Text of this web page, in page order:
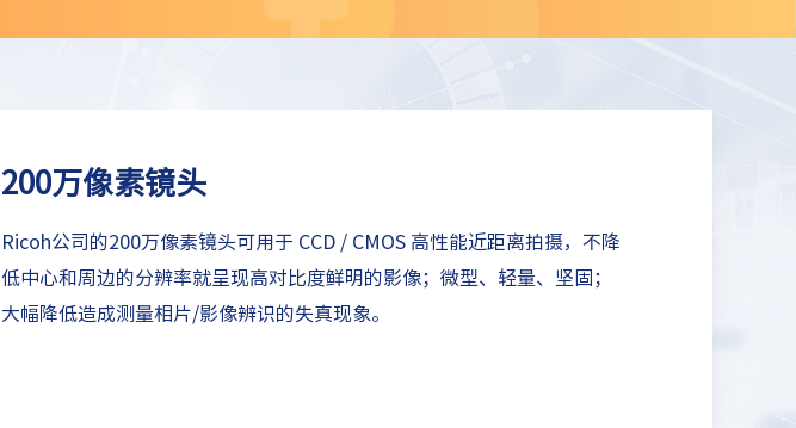
200万像素镜头
Ricoh公司的200万像素镜头可用于 CCD / CMOS 高性能近距离拍摄，不降
低中心和周边的分辨率就呈现高对比度鲜明的影像；微型、轻量、坚固；
大幅降低造成测量相片/影像辨识的失真现象。